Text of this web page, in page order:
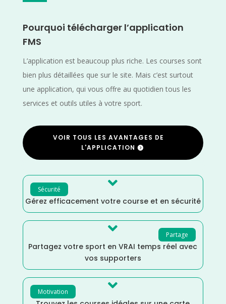
Pourquoi télécharger l’application
FMS
L’application est beaucoup plus riche. Les courses sont
bien plus détaillées que sur le site. Mais c’est surtout
une application, qui vous offre au quotidien tous les
services et outils utiles à votre sport.
VOIR TOUS LES AVANTAGES DE
L'APPLICATION
Sécurité 
Gérez efficacement votre course et en sécurité
Partage

Partagez votre sport en VRAI temps réel avec
vos supporters
Motivation 